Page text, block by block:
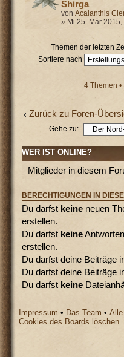
Shirga
vonAcalanthis
» Mi 25. Mär 2015,
Themen der letzten
Sortiere nach
4 Themen •
Zurück zu Foren-
Gehe zu:
WER IST ONLINE?
Mitglieder in diesem
BERECHTIGUNGEN IN
Du darfst keine neuen
erstellen.
Du darfst keine
erstellen.
Du darfst deine Beiträge
Du darfst deine Beiträge
Du darfst keine
Impressum • Das Team •Alle
Cookies des Boards löschen